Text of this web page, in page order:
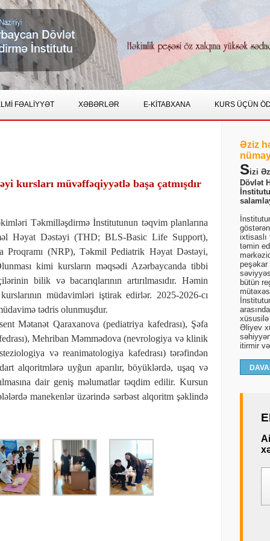
FƏALİYYƏT XƏBƏRLƏR E-KİTABXANA KURS ÜÇÜN
kursları müvəffəqiyyətlə başa çatmışdır
Təkmilləşdirmə İnstitutunun təqvim planlarına
Həyat Dəstəyi (THD; BLS-Basic Life Support),
(NRP), Təkmil Pediatrik Həyat Dəstəyi,
kimi kursların məqsədi Azərbaycanda tibbi
bilik və bacarıqlarının artırılmasıdır. Həmin
müdavimləri iştirak edirlər. 2025-2026-cı
tədris olunmuşdur.
Mətanət Qaraxanova (pediatriya kafedrası), Şəfa
Mehriban Məmmədova (nevrologiya və klinik
və reanimatologiya kafedrası) tərəfindən
alqoritmlərə uyğun aparılır, böyüklərdə, uşaq və
dair geniş məlumatlar təqdim edilir. Kursun
manekenlər üzərində sərbəst alqoritm şəklində
Əziz
Sizi
Dövlət
ixtisaslı
təmin
peşəkar
bütün
Əliyev
itirmir